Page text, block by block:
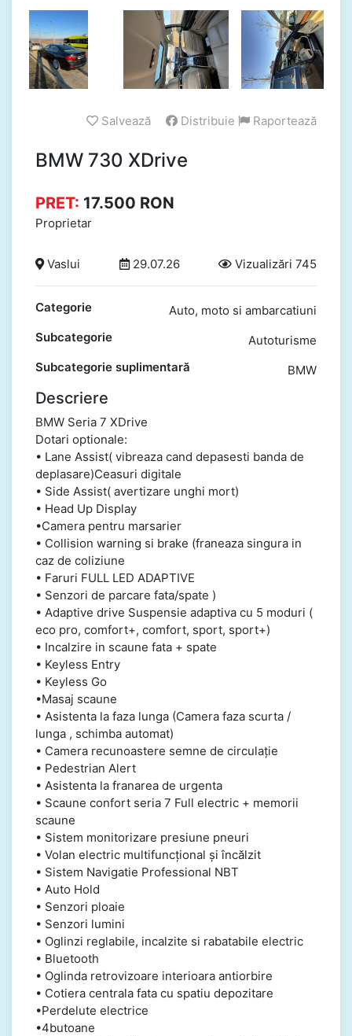
Salvează Distribuie Raportează
BMW 730 XDrive
PRET: 17.500 RON
Proprietar
Vaslui 29.07.26 Vizualizări 745
Categorie
Auto, moto si ambarcatiuni
Subcategorie
Autoturisme
Subcategorie suplimentară
BMW
Descriere
BMW Seria 7 XDrive
Dotari optionale:
• Lane Assist( vibreaza cand depasesti banda de
deplasare)Ceasuri digitale
• Side Assist( avertizare unghi mort)
• Head Up Display
•Camera pentru marsarier
• Collision warning si brake (franeaza singura in
caz de coliziune
• Faruri FULL LED ADAPTIVE
• Senzori de parcare fata/spate )
• Adaptive drive Suspensie adaptiva cu 5 moduri (
eco pro, comfort+, comfort, sport, sport+)
• Incalzire in scaune fata + spate
• Keyless Entry
• Keyless Go
•Masaj scaune
• Asistenta la faza lunga (Camera faza scurta /
lunga , schimba automat)
• Camera recunoastere semne de circulație
• Pedestrian Alert
• Asistenta la franarea de urgenta
• Scaune confort seria 7 Full electric + memorii
scaune
• Sistem monitorizare presiune pneuri
• Volan electric multifuncțional și încălzit
• Sistem Navigatie Professional NBT
• Auto Hold
• Senzori ploaie
• Senzori lumini
• Oglinzi reglabile, incalzite si rabatabile electric
• Bluetooth
• Oglinda retrovizoare interioara antiorbire
• Cotiera centrala fata cu spatiu depozitare
•Perdelute electrice
•4butoane